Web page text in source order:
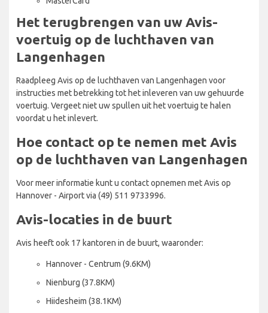
Het terugbrengen van uw Avis-
voertuig op de luchthaven van
Langenhagen
Raadpleeg Avis op de luchthaven van Langenhagen voor
instructies met betrekking tot het inleveren van uw gehuurde
voertuig. Vergeet niet uw spullen uit het voertuig te halen
voordat u het inlevert.
Hoe contact op te nemen met Avis
op de luchthaven van Langenhagen
Voor meer informatie kunt u contact opnemen met Avis op
Hannover - Airport via (49) 511 9733996.
Avis-locaties in de buurt
Avis heeft ook 17 kantoren in de buurt, waaronder:
Hannover - Centrum (9.6KM)
Nienburg (37.8KM)
Hiidesheim (38.1KM)